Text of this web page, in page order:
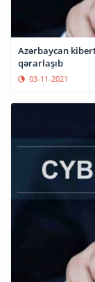
Azərbaycan
qərarlaşıb
03-11-2021